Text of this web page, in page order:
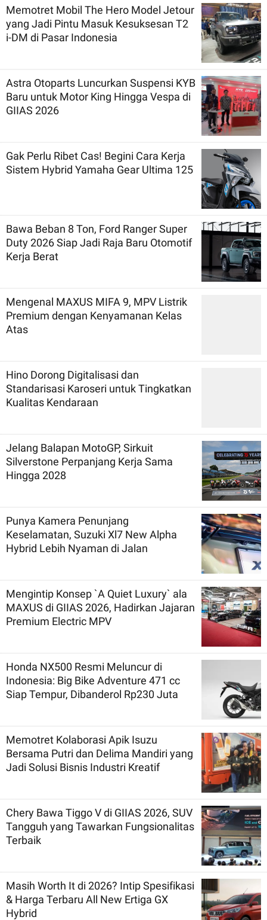
Memotret Mobil The Hero Model Jetour
yang Jadi Pintu Masuk Kesuksesan T2
i-DM di Pasar Indonesia
Astra Otoparts Luncurkan Suspensi KYB
Baru untuk Motor King Hingga Vespa di
GIIAS 2026
Gak Perlu Ribet Cas! Begini Cara Kerja
Sistem Hybrid Yamaha Gear Ultima 125
Bawa Beban 8 Ton, Ford Ranger Super
Duty 2026 Siap Jadi Raja Baru Otomotif
Kerja Berat
Mengenal MAXUS MIFA 9, MPV Listrik
Premium dengan Kenyamanan Kelas
Atas
Hino Dorong Digitalisasi dan
Standarisasi Karoseri untuk Tingkatkan
Kualitas Kendaraan
Jelang Balapan MotoGP, Sirkuit
Silverstone Perpanjang Kerja Sama
Hingga 2028
Punya Kamera Penunjang
Keselamatan, Suzuki Xl7 New Alpha
Hybrid Lebih Nyaman di Jalan
Mengintip Konsep `A Quiet Luxury` ala
MAXUS di GIIAS 2026, Hadirkan Jajaran
Premium Electric MPV
Honda NX500 Resmi Meluncur di
Indonesia: Big Bike Adventure 471 cc
Siap Tempur, Dibanderol Rp230 Juta
Memotret Kolaborasi Apik Isuzu
Bersama Putri dan Delima Mandiri yang
Jadi Solusi Bisnis Industri Kreatif
Chery Bawa Tiggo V di GIIAS 2026, SUV
Tangguh yang Tawarkan Fungsionalitas
Terbaik
Masih Worth It di 2026? Intip Spesifikasi
& Harga Terbaru All New Ertiga GX
Hybrid